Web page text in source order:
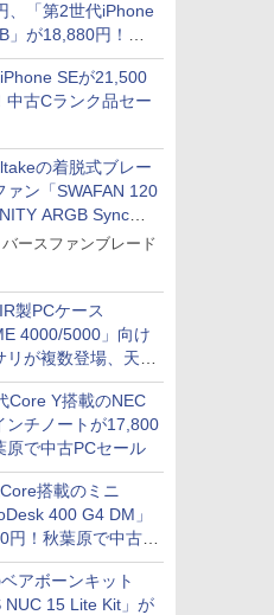
、「第2世代iPhone
」が18,880円！中
品セール
SEが21,500
中古Cランク品セー
の着脱式ブレー
ァン「SWAFAN 120
ARGB Sync」
ッケージ
ースファンブレード
製PCケース
4000/5000」向け
リが複数登場、天然
ルや背面コネクタ対
など
Core Y搭載のNEC
ンチノートが17,800
原で中古PCセール
搭載のミニ
400 G4 DM」
円！秋葉原で中古
アボーンキット
NUC 15 Lite Kit」が